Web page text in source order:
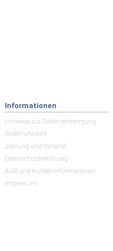
Informationen
Hinweise zur Batterieentsorgung
Widerrufsrecht
Zahlung und Versand
Datenschutzerklärung
AGB und Kundeninformationen
Impressum